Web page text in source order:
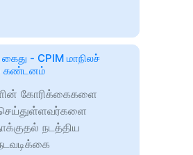
- CPIM மாநிலச்
கண்டனம்
கோரிக்கைகளை
செய்துள்ளவர்களை
நடத்திய